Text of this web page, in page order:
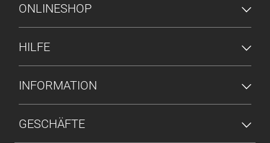
FUSSZEILENMENÜ
ONLINESHOP
HILFE
INFORMATION
GESCHÄFTE